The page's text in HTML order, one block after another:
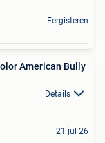
Eergisteren
American Bully
Details
21 jul 26